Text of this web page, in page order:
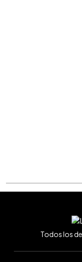
Todos los